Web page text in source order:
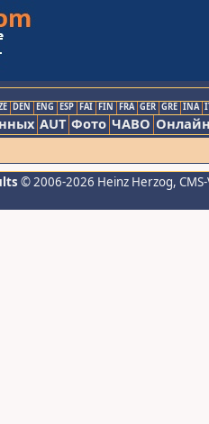
DEN ENG ESP FAI FIN FRA GER GRE INA
AUT Фото ЧАВО
© 2006-2026 Heinz Herzog,